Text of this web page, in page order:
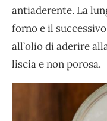
antiaderente. La
forno e il
all’olio di aderire
liscia e non porosa.